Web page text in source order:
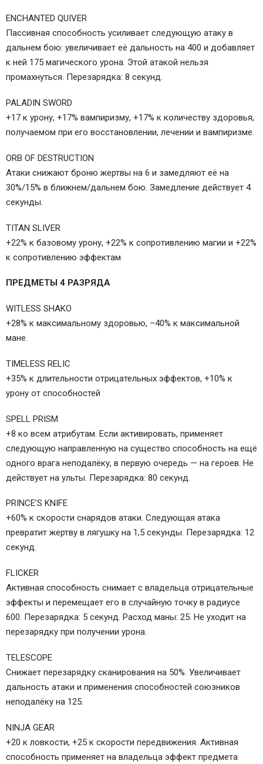
ENCHANTED QUIVER
Пассивная способность усиливает следующую атаку в
дальнем бою: увеличивает её дальность на 400 и добавляет
к ней 175 магического урона. Этой атакой нельзя
промахнуться. Перезарядка: 8 секунд.
PALADIN SWORD
+17 к урону, +17% вампиризму, +17% к количеству здоровья,
получаемом при его восстановлении, лечении и вампиризме.
ORB OF DESTRUCTION
Атаки снижают броню жертвы на 6 и замедляют её на
30%/15% в ближнем/дальнем бою. Замедление действует 4
секунды.
TITAN SLIVER
+22% к базовому урону, +22% к сопротивлению магии и +22%
к сопротивлению эффектам
ПРЕДМЕТЫ 4 РАЗРЯДА
WITLESS SHAKO
+28% к максимальному здоровью, –40% к максимальной
мане.
TIMELESS RELIC
+35% к длительности отрицательных эффектов, +10% к
урону от способностей
SPELL PRISM
+8 ко всем атрибутам. Если активировать, применяет
следующую направленную на существо способность на ещё
одного врага неподалёку, в первую очередь — на героев. Не
действует на ульты. Перезарядка: 80 секунд.
PRINCE’S KNIFE
+60% к скорости снарядов атаки. Следующая атака
превратит жертву в лягушку на 1,5 секунды. Перезарядка: 12
секунд.
FLICKER
Активная способность снимает с владельца отрицательные
эффекты и перемещает его в случайную точку в радиусе
600. Перезарядка: 5 секунд. Расход маны: 25. Не уходит на
перезарядку при получении урона.
TELESCOPE
Снижает перезарядку сканирования на 50%. Увеличивает
дальность атаки и применения способностей союзников
неподалёку на 125.
NINJA GEAR
+20 к ловкости, +25 к скорости передвижения. Активная
способность применяет на владельца эффект предмета